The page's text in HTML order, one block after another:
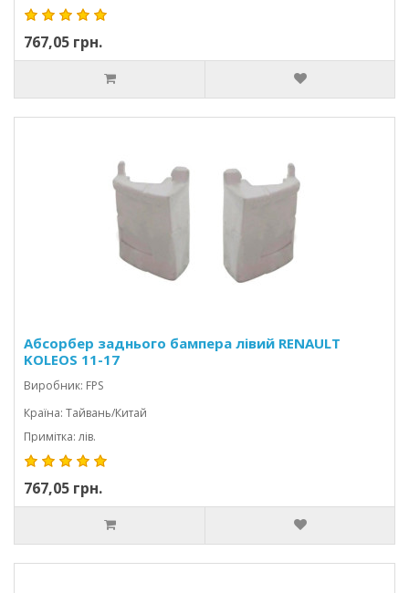
767,05 грн.
Абсорбер заднього бампера лівий RENAULT
KOLEOS 11-17
Виробник: FPS
Країна: Тайвань/Китай
Примітка: лів.
767,05 грн.